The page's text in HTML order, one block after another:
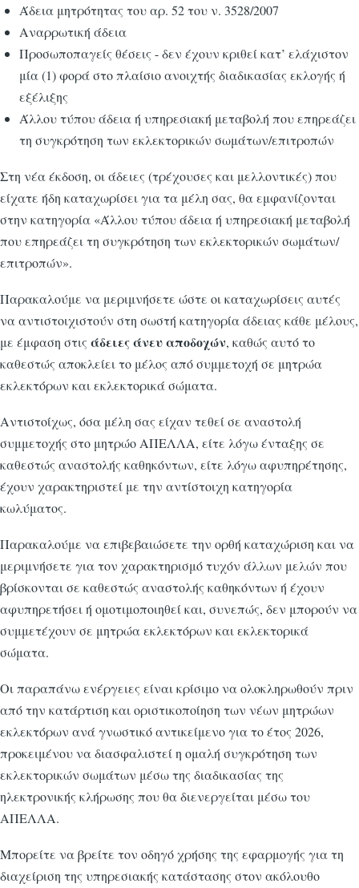
Άδεια μητρότητας του αρ. 52 του ν. 3528/2007
Αναρρωτική άδεια
Προσωποπαγείς θέσεις - δεν έχουν κριθεί κατ’ ελάχιστον
μία (1) φορά στο πλαίσιο ανοιχτής διαδικασίας εκλογής ή
εξέλιξης
Άλλου τύπου άδεια ή υπηρεσιακή μεταβολή που επηρεάζει
τη συγκρότηση των εκλεκτορικών σωμάτων/επιτροπών
Στη νέα έκδοση, οι άδειες (τρέχουσες και μελλοντικές) που
είχατε ήδη καταχωρίσει για τα μέλη σας, θα εμφανίζονται
στην κατηγορία «Άλλου τύπου άδεια ή υπηρεσιακή μεταβολή
που επηρεάζει τη συγκρότηση των εκλεκτορικών σωμάτων/
επιτροπών».
Παρακαλούμε να μεριμνήσετε ώστε οι καταχωρίσεις αυτές
να αντιστοιχιστούν στη σωστή κατηγορία άδειας κάθε μέλους,
με έμφαση στις άδειες άνευ αποδοχών, καθώς αυτό το
καθεστώς αποκλείει το μέλος από συμμετοχή σε μητρώα
εκλεκτόρων και εκλεκτορικά σώματα.
Αντιστοίχως, όσα μέλη σας είχαν τεθεί σε αναστολή
συμμετοχής στο μητρώο ΑΠΕΛΛΑ, είτε λόγω ένταξης σε
καθεστώς αναστολής καθηκόντων, είτε λόγω αφυπηρέτησης,
έχουν χαρακτηριστεί με την αντίστοιχη κατηγορία
κωλύματος.
Παρακαλούμε να επιβεβαιώσετε την ορθή καταχώριση και να
μεριμνήσετε για τον χαρακτηρισμό τυχόν άλλων μελών που
βρίσκονται σε καθεστώς αναστολής καθηκόντων ή έχουν
αφυπηρετήσει ή ομοτιμοποιηθεί και, συνεπώς, δεν μπορούν να
συμμετέχουν σε μητρώα εκλεκτόρων και εκλεκτορικά
σώματα.
Οι παραπάνω ενέργειες είναι κρίσιμο να ολοκληρωθούν πριν
από την κατάρτιση και οριστικοποίηση των νέων μητρώων
εκλεκτόρων ανά γνωστικό αντικείμενο για το έτος 2026,
προκειμένου να διασφαλιστεί η ομαλή συγκρότηση των
εκλεκτορικών σωμάτων μέσω της διαδικασίας της
ηλεκτρονικής κλήρωσης που θα διενεργείται μέσω του
ΑΠΕΛΛΑ.
Μπορείτε να βρείτε τον οδηγό χρήσης της εφαρμογής για τη
διαχείριση της υπηρεσιακής κατάστασης στον ακόλουθο